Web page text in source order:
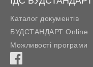
Каталог документів
БУДСТАНДАРТ Online
Можливості програми